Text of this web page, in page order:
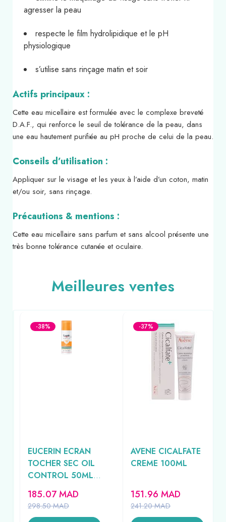
agresser la peau
respecte le film hydrolipidique et le pH
physiologique
s’utilise sans rinçage matin et soir
Actifs principaux :
Cette eau micellaire est formulée avec le complexe breveté
D.A.F., qui renforce le seuil de tolérance de la peau, dans
une eau hautement purifiée au pH proche de celui de la peau.
Conseils d’utilisation :
Appliquer sur le visage et les yeux à l’aide d’un coton, matin
et/ou soir, sans rinçage.
Précautions & mentions :
Cette eau micellaire sans parfum et sans alcool présente une
très bonne tolérance cutanée et oculaire.
Meilleures ventes
-38%
EUCERIN ECRAN
TOCHER SEC OIL
CONTROL 50ML
REF69767
298.50MAD
185.07MAD
-37%
AVENE CICALFATE
CREME 100ML
241.20MAD
151.96 MAD